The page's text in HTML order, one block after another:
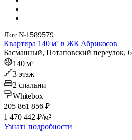
Лот №1589579
Квартира 140 м² в ЖК Абрикосов
Басманный, Потаповский переулок, 6
140 м²
3 этаж
2 спальни
Whitebox
205 861 856 ₽
1 470 442 ₽/м²
Узнать подробности